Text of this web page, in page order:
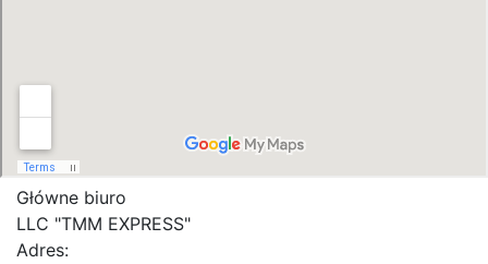
Główne biuro
LLC "ТММ EXPRESS"
Adres: